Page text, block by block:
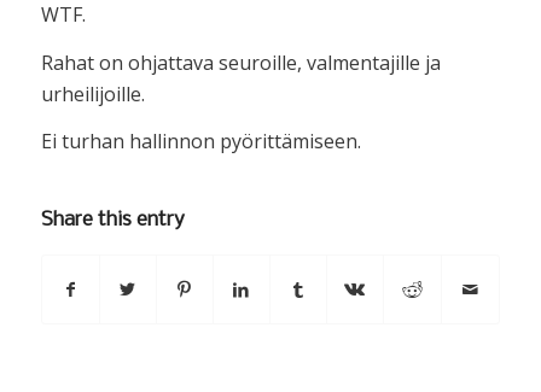
WTF.
Rahat on ohjattava seuroille, valmentajille ja
urheilijoille.
Ei turhan hallinnon pyörittämiseen.
Share this entry